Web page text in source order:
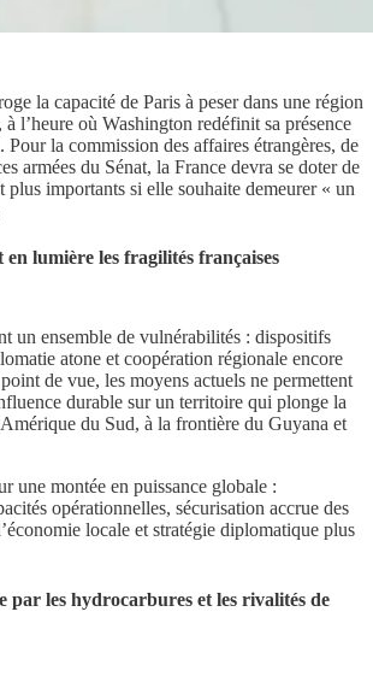
la capacité de Paris à peser dans une région
l’heure où Washington redéfinit sa présence
la commission des affaires étrangères, de
armées du Sénat, la France devra se doter de
plus importants si elle souhaite demeurer « un
lumière les fragilités françaises
un ensemble de vulnérabilités : dispositifs
atone et coopération régionale encore
de vue, les moyens actuels ne permettent
durable sur un territoire qui plonge la
du Sud, à la frontière du Guyana et
une montée en puissance globale :
opérationnelles, sécurisation accrue des
locale et stratégie diplomatique plus
par les hydrocarbures et les rivalités de